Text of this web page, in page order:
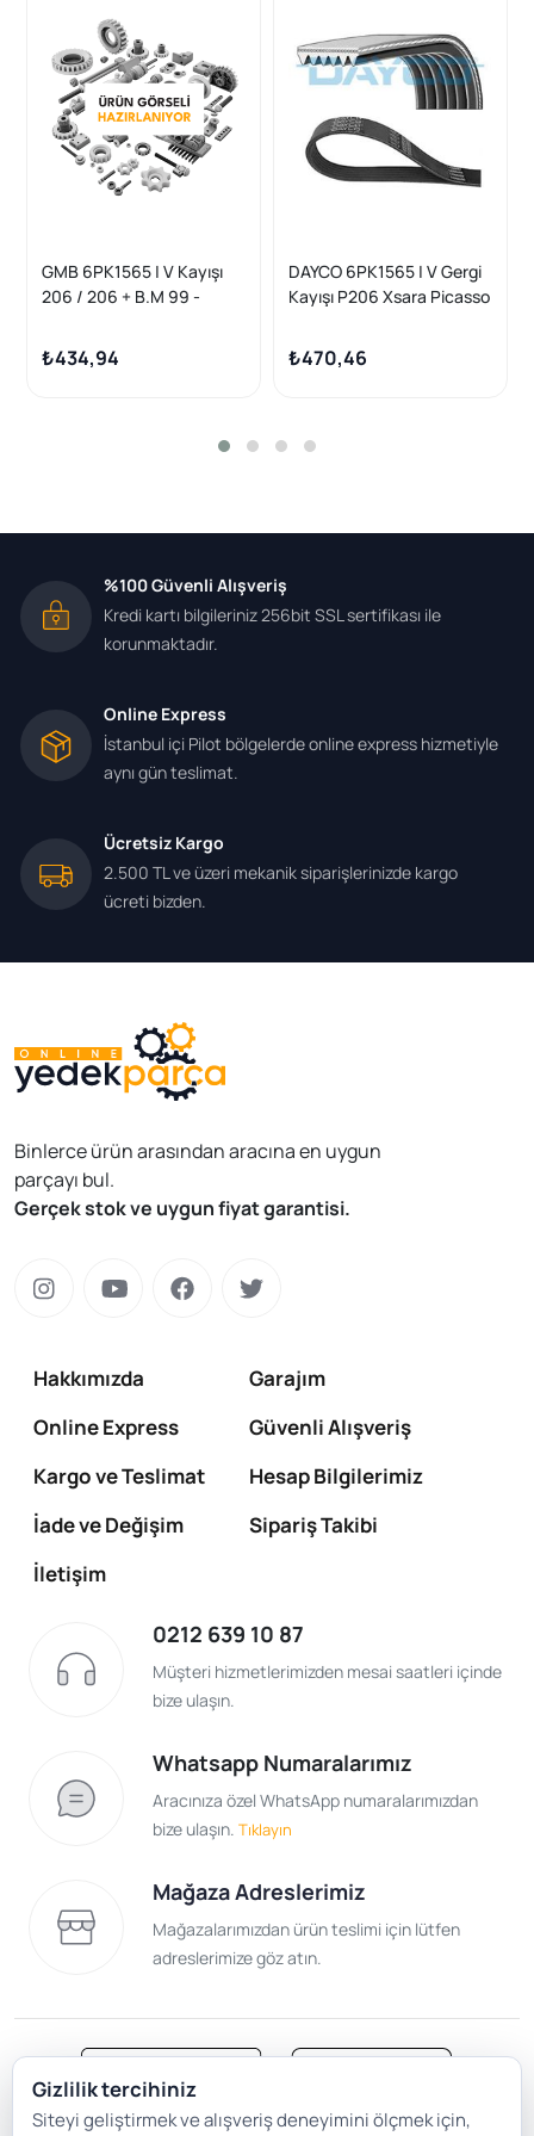
GMB 6PK1565 | V Kayışı
206 / 206 + B.M 99 -
₺434,94
DAYCO 6PK1565 | V Gergi
Kayışı P206 Xsara Picasso
Nemo 1.4 8V / 1.6 16V
Klimalı
₺470,46
%100 Güvenli Alışveriş
Kredi kartı bilgileriniz 256bit SSL sertifikası ile
korunmaktadır.
Online Express
İstanbul içi Pilot bölgelerde online express hizmetiyle
aynı gün teslimat.
Ücretsiz Kargo
2.500 TL ve üzeri mekanik siparişlerinizde kargo
ücreti bizden.
Binlerce ürün arasından aracına en uygun
parçayı bul.
Gerçek stok ve uygun fiyat garantisi.
Hakkımızda
Garajım
Online Express
Güvenli Alışveriş
Kargo ve Teslimat
Hesap Bilgilerimiz
İade ve Değişim
Sipariş Takibi
İletişim
0212 639 10 87
Müşteri hizmetlerimizden mesai saatleri içinde
bize ulaşın.
Whatsapp Numaralarımız
Aracınıza özel WhatsApp numaralarımızdan
bize ulaşın. Tıklayın
Mağaza Adreslerimiz
Mağazalarımızdan ürün teslimi için lütfen
adreslerimize göz atın.
Satış Sözleşmesi Gizlilik ve Güvenlik
Gizlilik tercihiniz
Siteyi geliştirmek ve alışveriş deneyimini ölçmek için,